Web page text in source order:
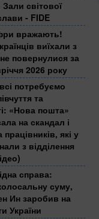
світової
- FIDE
вражають!
виїхали з
повернулися за
2026 року
потребуємо
та
«Нова пошта»
на скандал і
які у
з відділення
справа:
суму,
Ин заробив на
України